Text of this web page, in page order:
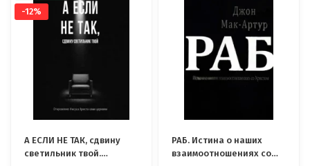
-12%
А ЕСЛИ НЕ ТАК, сдвину
светильник твой.
РАБ. Истина о наших
взаимоотношениях со